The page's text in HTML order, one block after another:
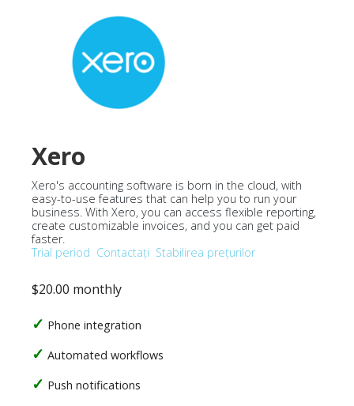
Xero
Xero's accounting software is born in the cloud, with
easy-to-use features that can help you to run your
business. With Xero, you can access flexible reporting,
create customizable invoices, and you can get paid
faster.
Trial period Contactați Stabilirea prețurilor
$20.00 monthly
Phone integration
Automated workflows
Push notifications